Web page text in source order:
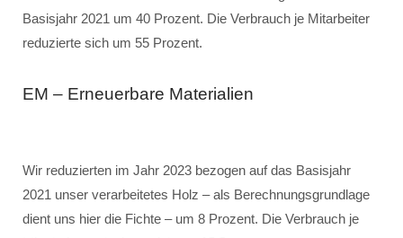
Basisjahr 2021 um 40 Prozent. Die Verbrauch je Mitarbeiter
reduzierte sich um 55 Prozent.
EM – Erneuerbare Materialien
Wir reduzierten im Jahr 2023 bezogen auf das Basisjahr
2021 unser verarbeitetes Holz – als Berechnungsgrundlage
dient uns hier die Fichte – um 8 Prozent. Die Verbrauch je